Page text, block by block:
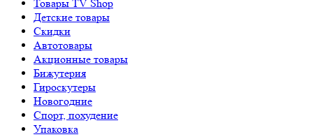
Товары TV Shop
Детские товары
Cкидки
Автотовары
Акционные товары
Бижутерия
Гироскутеры
Новогодние
Спорт, похудение
Упаковка